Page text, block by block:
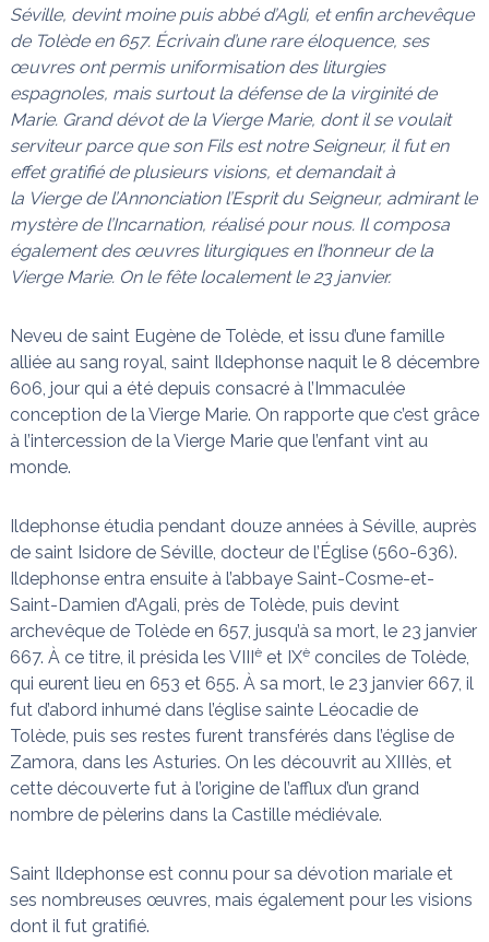
s
f
i
t
l
s
n
œ
d
s
Séville, devint moine puis abbé d’Agli, et enfin archevêque
de Tolède en 657. Écrivain d’une rare éloquence, ses
œuvres ont permis uniformisation des liturgies
espagnoles, mais surtout la défense de la virginité de
Marie. Grand dévot de la Vierge Marie, dont il se voulait
serviteur parce que son Fils est notre Seigneur, il fut en
effet gratifié de plusieurs visions, et demandait à
la Viergede l’Annonciationl’Esprit du Seigneur, admirant le
mystère de l’Incarnation, réalisé pour nous. Il composa
également des œuvres liturgiques en l’honneur de la
Vierge Marie. On le fête localement le 23 janvier.
Neveu de saint Eugène de Tolède, et issu d’une famille
alliée au sang royal, saint Ildephonse naquit le 8 décembre
606, jour qui a été depuis consacré à l’Immaculée
conception de la Vierge Marie. On rapporte que c’est grâce
à l’intercession de la Vierge Marie que l’enfant vint au
monde.
Ildephonse étudia pendant douze années à Séville, auprès
de saint Isidore de Séville, docteur de l’Église (560-636).
Ildephonse entra ensuite à l’abbaye Saint-Cosme-et-
Saint-Damien d’Agali, près de Tolède, puis devint
archevêque de Tolède en 657, jusqu’à sa mort, le 23 janvier
667. À ce titre, il présida les VIIIèet IXèconciles de Tolède,
qui eurent lieu en 653 et 655. À sa mort, le 23 janvier 667, il
fut d’abord inhumé dans l’église sainte Léocadie de
Tolède, puis ses restes furent transférés dans l’église de
Zamora, dans les Asturies. On les découvrit au XIIIès, et
cette découverte fut à l’origine de l’afflux d’un grand
nombre de pèlerins dans la Castille médiévale.
Saint Ildephonse est connu pour sa dévotion mariale et
ses nombreuses œuvres, mais également pour les visions
dont il fut gratifié.